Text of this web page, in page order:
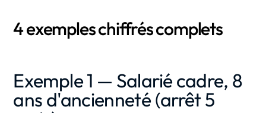
4 exemples chiffrés complets
Exemple 1 — Salarié cadre, 8
ans d'ancienneté (arrêt 5